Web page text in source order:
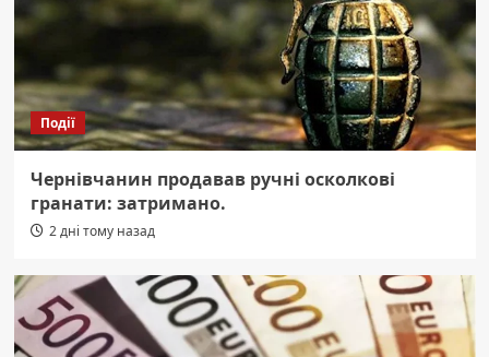
Події
Чернівчанин продавав ручні осколкові
гранати: затримано.
2 дні тому назад